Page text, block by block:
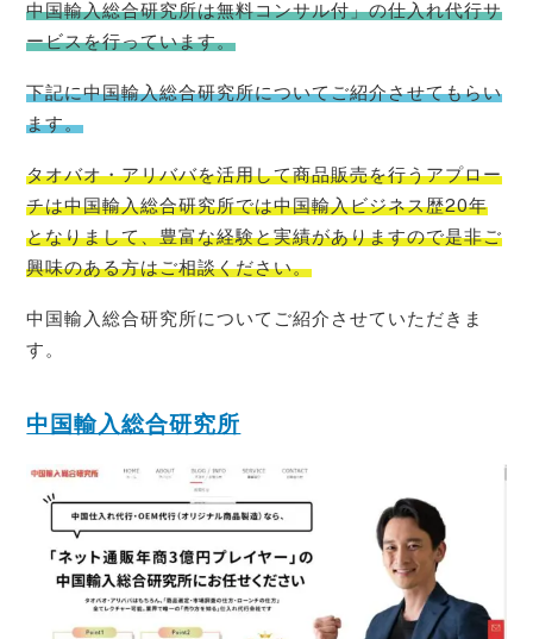
中国輸入総合研究所は無料コンサル付」の仕入れ代行サ
ービスを行っています。
下記に中国輸入総合研究所についてご紹介させてもらい
ます。
タオバオ・アリババを活用して商品販売を行うアプロー
チは中国輸入総合研究所では中国輸入ビジネス歴20年
となりまして、豊富な経験と実績がありますので是非ご
興味のある方はご相談ください。
中国輸入総合研究所についてご紹介させていただきま
す。
中国輸入総合研究所